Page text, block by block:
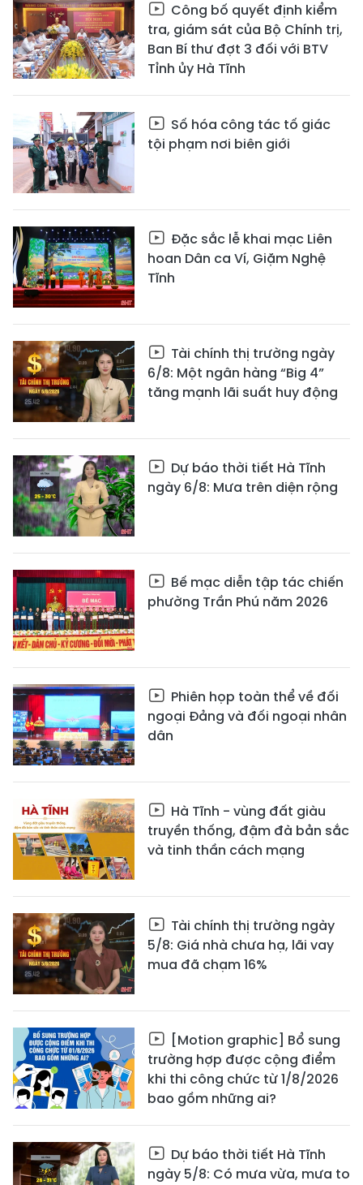
Công bố quyết định kiểm
tra, giám sát của Bộ Chính trị,
Ban Bí thư đợt 3 đối với BTV
Tỉnh ủy Hà Tĩnh
Số hóa công tác tố giác
tội phạm nơi biên giới
Đặc sắc lễ khai mạc Liên
hoan Dân ca Ví, Giặm Nghệ
Tĩnh
Tài chính thị trường ngày
6/8: Một ngân hàng “Big 4”
tăng mạnh lãi suất huy động
Dự báo thời tiết Hà Tĩnh
ngày 6/8: Mưa trên diện rộng
Bế mạc diễn tập tác chiến
phường Trần Phú năm 2026
Phiên họp toàn thể về đối
ngoại Đảng và đối ngoại nhân
dân
Hà Tĩnh - vùng đất giàu
truyền thống, đậm đà bản sắc
và tinh thần cách mạng
Tài chính thị trường ngày
5/8: Giá nhà chưa hạ, lãi vay
mua đã chạm 16%
[Motion graphic] Bổ sung
trường hợp được cộng điểm
khi thi công chức từ 1/8/2026
bao gồm những ai?
Dự báo thời tiết Hà Tĩnh
ngày 5/8: Có mưa vừa, mưa to